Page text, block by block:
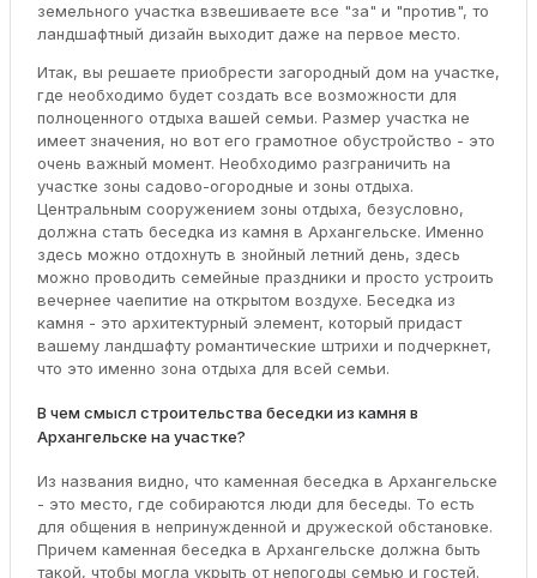
земельного участка взвешиваете все "за" и "против", то
ландшафтный дизайн выходит даже на первое место.
Итак, вы решаете приобрести загородный дом на участке,
где необходимо будет создать все возможности для
полноценного отдыха вашей семьи. Размер участка не
имеет значения, но вот его грамотное обустройство - это
очень важный момент. Необходимо разграничить на
участке зоны садово-огородные и зоны отдыха.
Центральным сооружением зоны отдыха, безусловно,
должна стать беседка из камня в Архангельске. Именно
здесь можно отдохнуть в знойный летний день, здесь
можно проводить семейные праздники и просто устроить
вечернее чаепитие на открытом воздухе. Беседка из
камня - это архитектурный элемент, который придаст
вашему ландшафту романтические штрихи и подчеркнет,
что это именно зона отдыха для всей семьи.
В чем смысл строительства беседки из камня в
Архангельске на участке?
Из названия видно, что каменная беседка в Архангельске
- это место, где собираются люди для беседы. То есть
для общения в непринужденной и дружеской обстановке.
Причем каменная беседка в Архангельске должна быть
такой, чтобы могла укрыть от непогоды семью и гостей.